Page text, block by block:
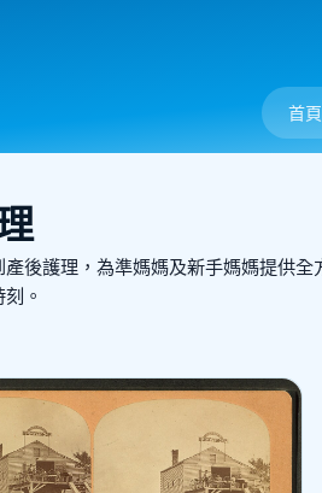
首頁
後護理，為準媽媽及新手媽媽提供
。